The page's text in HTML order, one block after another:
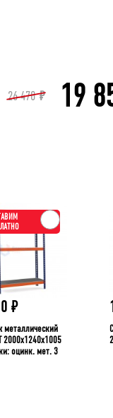
26 478 ₽ 19
₽
металлический
2000x1240x1005
оцинк. мет. 3